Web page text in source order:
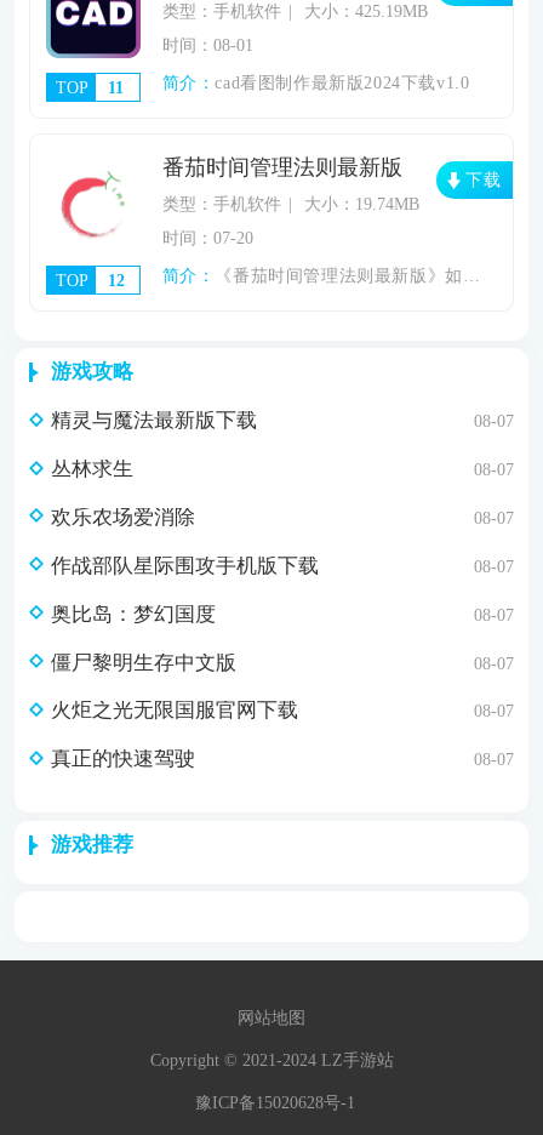
TOP 11
类型：手机软件
大小：425.19MB
时间：08-01
简介：cad看图制作最新版2024下载v1.0
TOP 12
番茄时间管理法则最新版
类型：手机软件
大小：19.74MB
时间：07-20
简介：
《番茄时间管理法则最新版》如果你未来几天
下载
游戏攻略
精灵与魔法最新版下载 08-07
丛林求生 08-07
欢乐农场爱消除 08-07
作战部队星际围攻手机版下载 08-07
奥比岛：梦幻国度 08-07
僵尸黎明生存中文版 08-07
火炬之光无限国服官网下载 08-07
真正的快速驾驶 08-07
游戏推荐
网站地图
Copyright © 2021-2024 LZ手游站
豫ICP备15020628号-1